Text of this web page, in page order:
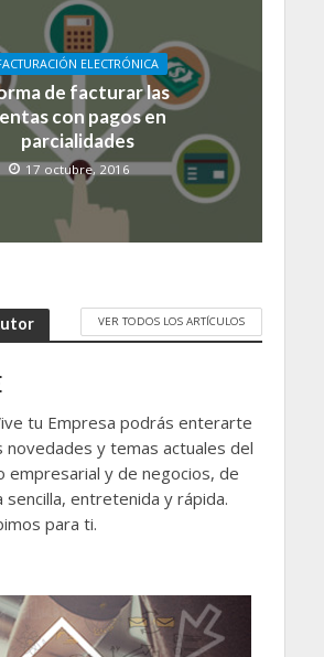
ELECTRÓNICA
de facturar las
con pagos en
parcialidades
17 octubre, 2016
VER TODOS LOS ARTÍCULOS
tu Empresa podrás enterarte
novedades y temas actuales del
empresarial y de negocios, de
sencilla, entretenida y rápida.
para ti.